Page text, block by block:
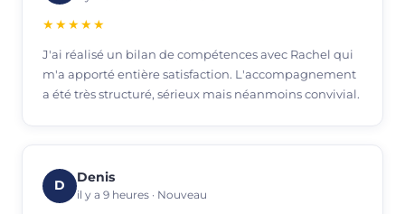
★★★★★
J'ai réalisé un bilan de compétences avec Rachel qui
m'a apporté entière satisfaction. L'accompagnement
a été très structuré, sérieux mais néanmoins convivial.
D Denis
il y a 9 heures · Nouveau